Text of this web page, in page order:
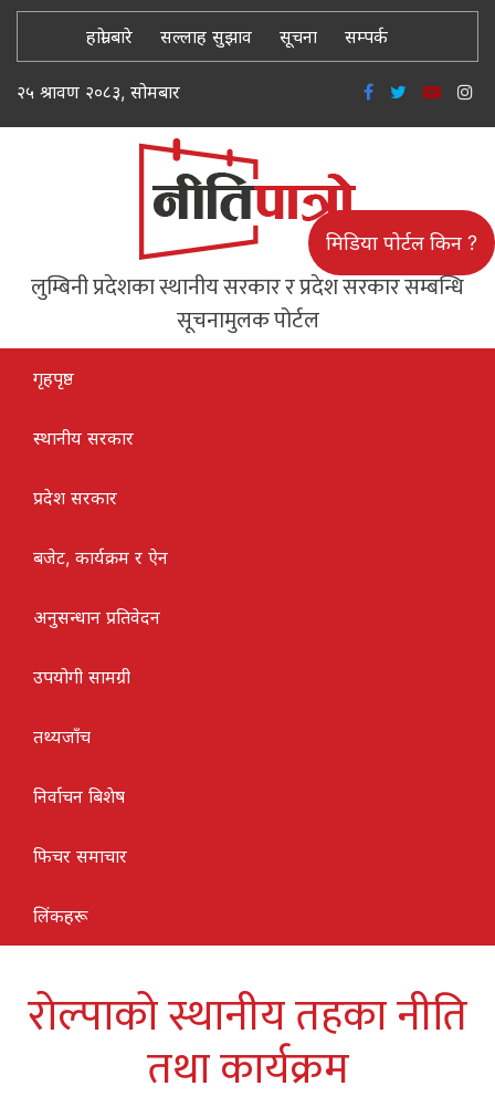
हाम्रो बारे सल्लाह सुझाव सूचना सम्पर्क
२५ श्रावण २०८३, सोमबार
लुम्बिनी प्रदेशका स्थानीय सरकार र प्रदेश सरकार सम्बन्धि
सूचनामुलक पोर्टल
मिडिया पोर्टल किन ?
गृहपृष्ठ
स्थानीय सरकार
प्रदेश सरकार
बजेट, कार्यक्रम र ऐन
अनुसन्धान प्रतिवेदन
उपयोगी सामग्री
तथ्यजाँच
निर्वाचन बिशेष
फिचर समाचार
लिंकहरू
रोल्पाको स्थानीय तहका नीति
तथा कार्यक्रम